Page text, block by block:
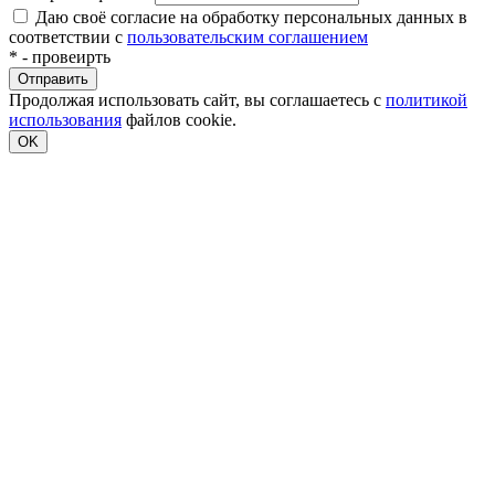
Даю своё согласие на обработку персональных данных в
соответствии с пользовательским соглашением
* - провеирть
Продолжая использовать сайт, вы соглашаетесь с политикой
использования файлов cookie.
OK